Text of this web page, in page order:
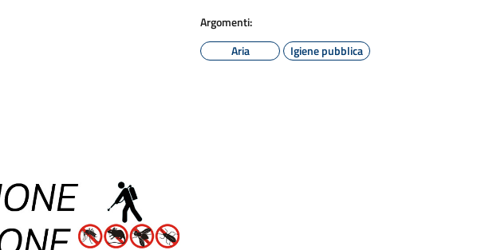
Argomenti:
Aria
Igiene pubblica